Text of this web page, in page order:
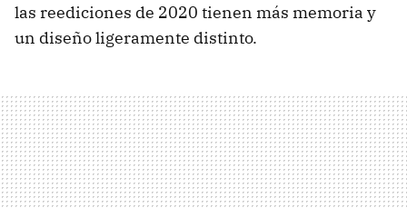
las reediciones de 2020 tienen más memoria y
un diseño ligeramente distinto.